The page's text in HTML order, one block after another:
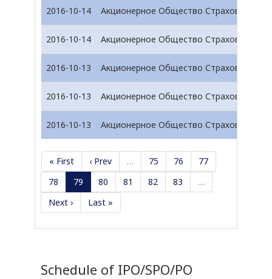
2016-10-14 Акционерное Общество Страховая
2016-10-14 Акционерное Общество Страховая
2016-10-13 Акционерное Общество Страховая
2016-10-13 Акционерное Общество Страховая
2016-10-13 Акционерное Общество Страховая
« First ‹ Prev … 75 76
77
78
79 80 81 82 83
…
Next ›
Last »
Schedule of IPO/SPO/PO